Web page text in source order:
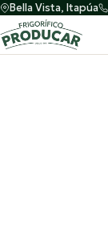
Bella Vista, Itapúa